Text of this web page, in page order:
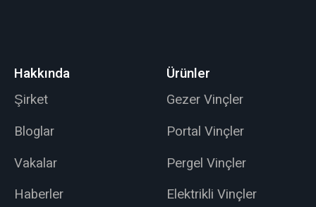
Hakkında
Şirket
Bloglar
Vakalar
Haberler
Ürünler
Gezer Vinçler
Portal Vinçler
Pergel Vinçler
Elektrikli Vinçler